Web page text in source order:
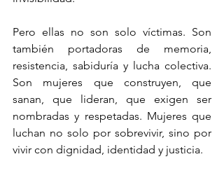
Pero ellas no son solo víctimas. Son
también portadoras de memoria,
resistencia, sabiduría y lucha colectiva.
Son mujeres que construyen, que
sanan, que lideran, que exigen ser
nombradas y respetadas. Mujeres que
luchan no solo por sobrevivir, sino por
vivir con dignidad, identidad y justicia.